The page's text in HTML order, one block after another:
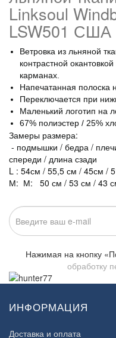
Linksoul
LSW501 США
Ветровка из льняной
контрастной
карманах.
Напечатанная полоска
Переключается при
Маленький логотип на
67% полиэстер / 25%
Замеры размера:
- подмышки / бедра /
спереди / длина сзади
L : 54см / 55,5 см / 45см /
М: М: 50 см / 53 см / 43
Нажимая на кнопку
обработку
ИНФОРМАЦИЯ
Доставка и оплата